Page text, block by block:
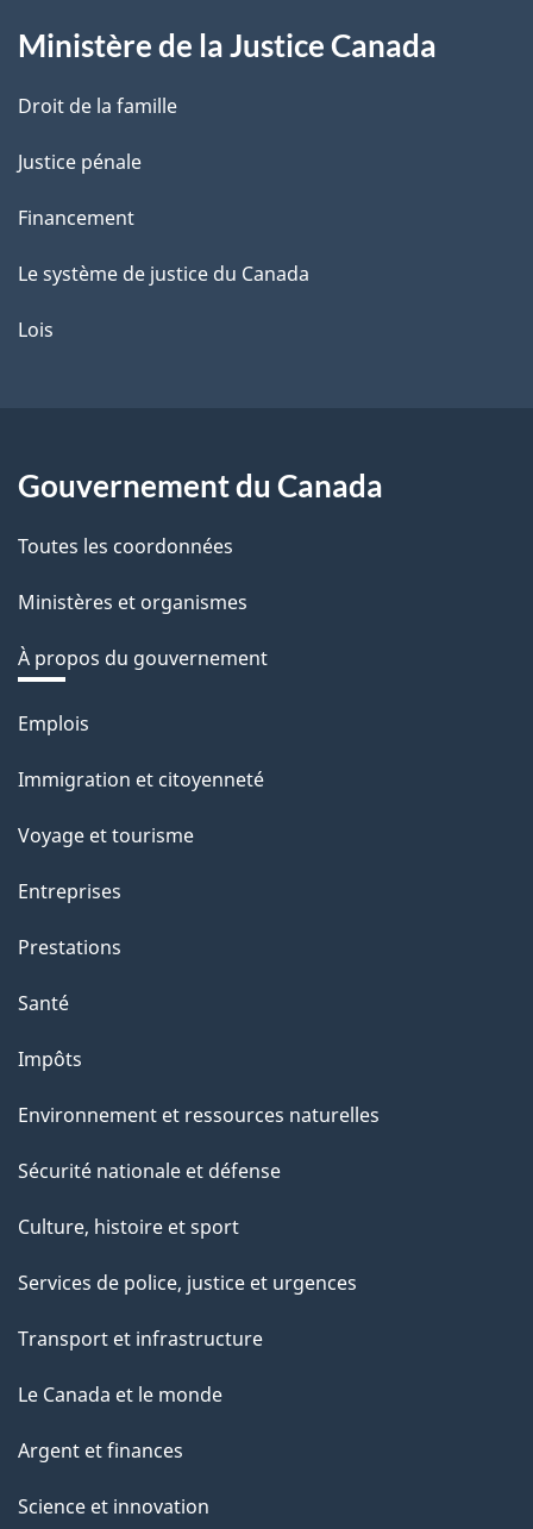
e
Ministère de la Justice Canada
Droit de la famille
Justice pénale
Financement
Le système de justice du Canada
Lois
Gouvernement du Canada
Toutes les coordonnées
Ministères et organismes
À propos du gouvernement
Thèmes
sujets
Emplois
Immigration et citoyenneté
Voyage et tourisme
Entreprises
Prestations
Santé
Impôts
Environnement et ressources naturelles
Sécurité nationale et défense
Culture, histoire et sport
Services de police, justice et urgences
Transport et infrastructure
Le Canada et le monde
Argent et finances
Science et innovation